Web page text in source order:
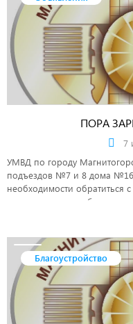
ПОРА
7
УМВД по городу
подъездов №7 и 8 дома
необходимости обратиться
жительства в
Благоустройство